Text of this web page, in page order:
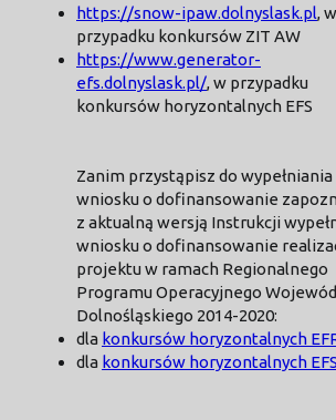
https://snow-ipaw.dolnyslask.pl, w
przypadku konkursów ZIT AW
https://www.generator-
efs.dolnyslask.pl/, w przypadku
konkursów horyzontalnych EFS
Zanim przystąpisz do wypełniania
wniosku o dofinansowanie
z aktualną wersją Instrukcji
wniosku o dofinansowanie
projektu w ramach Regionalnego
Programu Operacyjnego
Dolnośląskiego 2014-2020:
dla konkursów horyzontalnych
dla konkursów horyzontalnych EFS